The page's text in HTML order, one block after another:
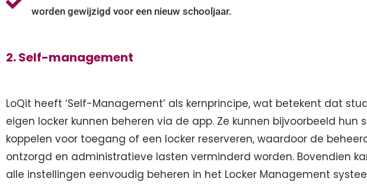
worden gewijzigd voor een nieuw schooljaar.
2. Self-management
LoQit heeft ‘Self-Management’ als kernprincipe, wat betekent dat
eigen locker kunnen beheren via de app. Ze kunnen bijvoorbeeld hun
koppelen voor toegang of een locker reserveren, waardoor de
ontzorgd en administratieve lasten verminderd worden. Bovendien
alle instellingen eenvoudig beheren in het Locker Management